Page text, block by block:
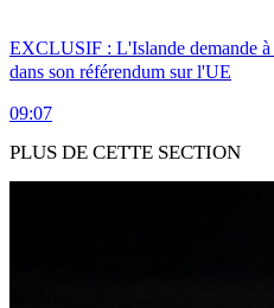
EXCLUSIF : L'Islande demande à
dans son référendum sur l'UE
09:07
PLUS DE CETTE SECTION